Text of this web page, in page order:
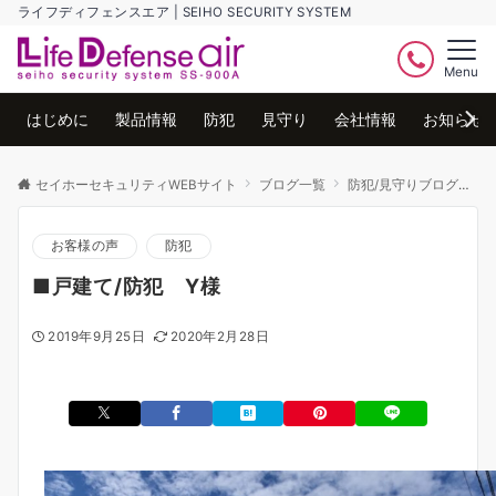
ライフディフェンスエア | SEIHO SECURITY SYSTEM
Menu
はじめに 製品情報 防犯 見守り 会社情報 お知らせ
セイホーセキュリティWEBサイト ブログ一覧 防犯/見守りブログ
お客様の声 防犯
■戸建て/防犯 Y様
2019年9月25日 2020年2月28日